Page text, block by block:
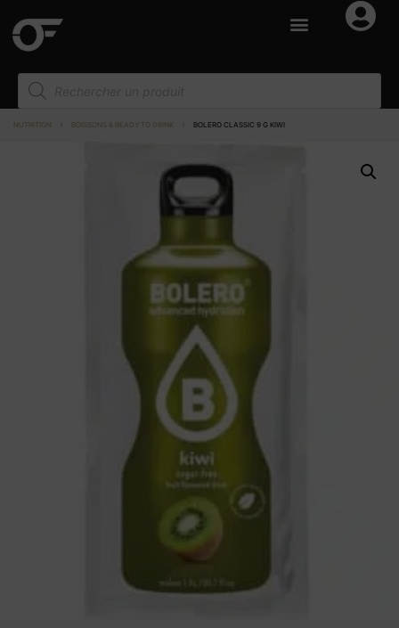
NUTRITION BOISSONS & READY TO DRINK BOLERO CLASSIC 9 G KIWI